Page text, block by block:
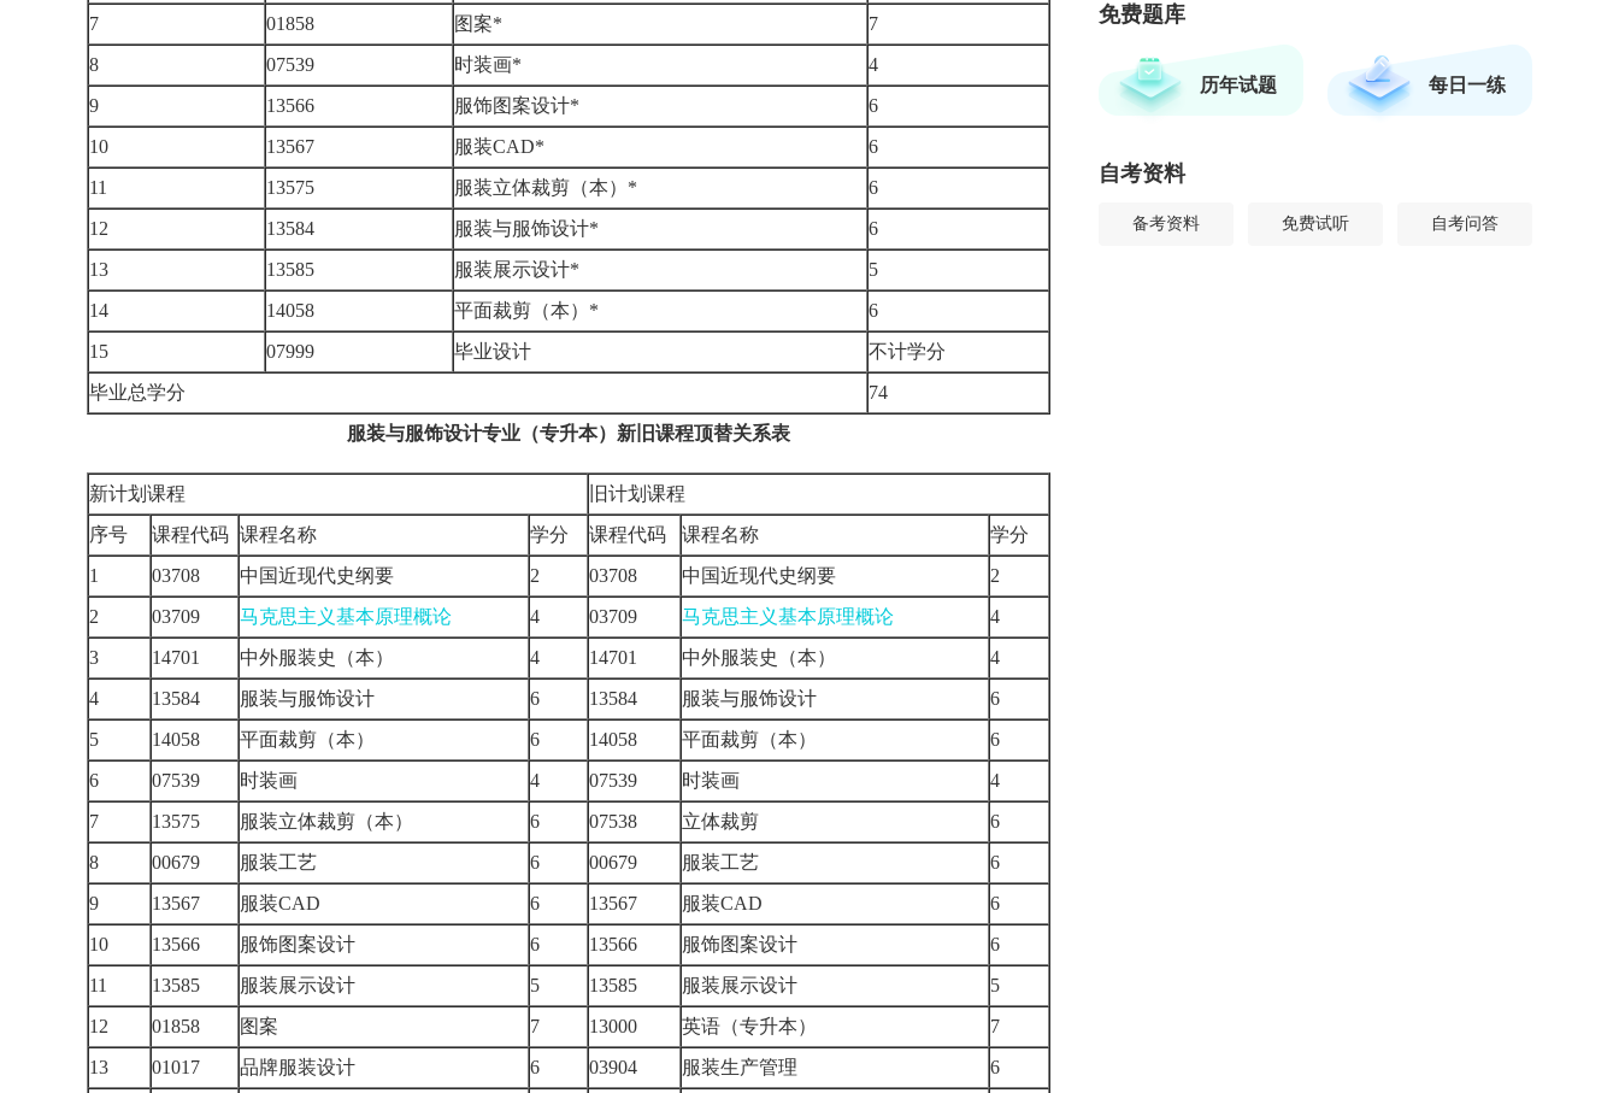
7
01858 图案*
7
8
07539 时装画*
4
9
13566 服饰图案设计*
6
10
13567 服装CAD*
6
11
13575 服装立体裁剪（本）*
6
12
13584 服装与服饰设计*
6
13
13585 服装展示设计*
5
14
14058 平面裁剪（本）*
6
15
07999 毕业设计
不计学分
毕业总学分
74
服装与服饰设计专业（专升本）新旧课程顶替关系表
新计划课程
旧计划课程
序号
课程代码 课程名称 学分 课程代码 课程名称
学分
1
03708 中国近现代史纲要 2 03708 中国近现代史纲要
2
2
03709 马克思主义基本原理概论 4 03709 马克思主义基本原理概论
4
3
14701 中外服装史（本） 4 14701 中外服装史（本）
4
4
13584 服装与服饰设计 6 13584 服装与服饰设计
6
5
14058 平面裁剪（本） 6 14058 平面裁剪（本）
6
6
07539 时装画 4 07539 时装画
4
7
13575 服装立体裁剪（本） 6 07538 立体裁剪
6
8
00679 服装工艺 6 00679 服装工艺
6
9
13567 服装CAD 6 13567 服装CAD
6
10
13566 服饰图案设计 6 13566 服饰图案设计
6
11
13585 服装展示设计 5 13585 服装展示设计
5
12
01858 图案 7 13000 英语（专升本）
7
13
01017 品牌服装设计 6 03904 服装生产管理
6
免费题库
历年试题 每日一练
自考资料
备考资料 免费试听 自考问答